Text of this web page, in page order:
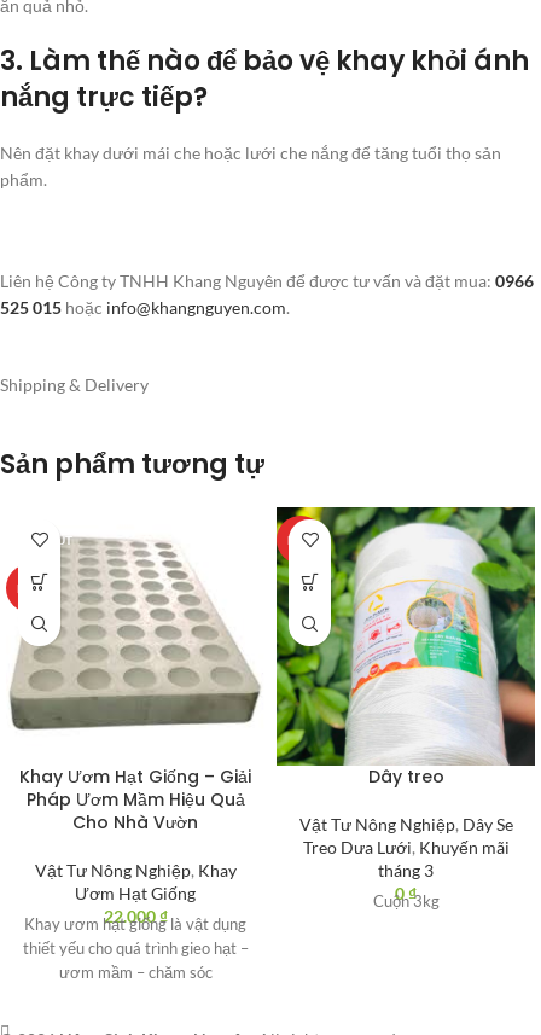
ăn quả nhỏ.
3. Làm thế nào để bảo vệ khay khỏi ánh
nắng trực tiếp?
Nên đặt khay dưới mái che hoặc lưới che nắng để tăng tuổi thọ sản
phẩm.
Liên hệ Công ty TNHH Khang Nguyên để được tư vấn và đặt mua: 0966
525 015 hoặc info@khangnguyen.com.
Shipping & Delivery
Sản phẩm tương tự
SOLD OUT
HOT
Khay Ươm Hạt Giống – Giải
Pháp Ươm Mầm Hiệu Quả
Cho Nhà Vườn
Vật Tư Nông Nghiệp, Khay
Ươm Hạt Giống
22.000 ₫
Khay ươm hạt giống là vật dụng
thiết yếu cho quá trình gieo hạt –
ươm mầm – chăm sóc
HOT
Dây treo
Vật Tư Nông Nghiệp, Dây Se
Treo Dưa Lưới, Khuyến mãi
tháng 3
0 ₫
Cuộn 3kg